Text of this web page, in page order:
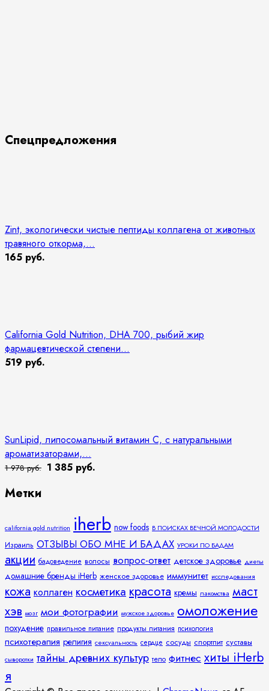
Спецпредложения
Zint, экологически чистые пептиды коллагена от животных
травяного откорма,...
165 руб.
California Gold Nutrition, DHA 700, рыбий жир
фармацевтической степени...
519 руб.
SunLipid, липосомальный витамин C, с натуральными
ароматизаторами,...
1 978 руб. 1 385 руб.
Метки
california gold nutrition iherb now foods В ПОИСКАХ ВЕЧНОЙ МОЛОДОСТИ
Израиль ОТЗЫВЫ ОБО МНЕ И БАДАХ УРОКИ ПО БАДАМ
акции бадоведение волосы вопрос-ответ детское здоровье диеты
домашние бренды iHerb женское здоровье иммунитет исследования
кожа коллаген косметика красота кремы лакомства маст
хэв мозг мои фотографии мужское здоровье омоложение
похудение правильное питание продукты питания психология
психотерапия религия сексуальность сердце сосуды спортпит суставы
сыворотки тайны древних культур тело фитнес хиты iHerb
я